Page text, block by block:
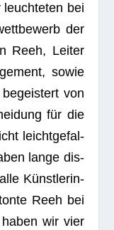
leuch­te­ten bei
der
Reeh, Lei­ter
sowie
von
für die
leicht­ge­fal­
lange dis­
Künst­le­rin­
Reeh bei
wir vier